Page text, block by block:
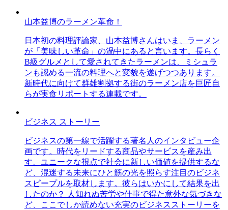
山本益博のラーメン革命！
日本初の料理評論家、山本益博さんはいま、ラーメン
が「美味しい革命」の渦中にあると言います。長らく
B級グルメとして愛されてきたラーメンは、ミシュラ
ンも認める一流の料理へと変貌を遂げつつあります。
新時代に向けて群雄割拠する街のラーメン店を巨匠自
らが実食リポートする連載です。
ビジネス ストーリー
ビジネスの第一線で活躍する著名人のインタビュー企
画です。時代をリードする商品やサービスを産み出
す、ユニークな視点で社会に新しい価値を提供するな
ど、混迷する未来にひと筋の光を照らす注目のビジネ
スピープルを取材します。彼らはいかにして結果を出
したのか？ 人知れぬ苦労や仕事で得た意外な気づきな
ど、ここでしか読めない充実のビジネスストーリーを